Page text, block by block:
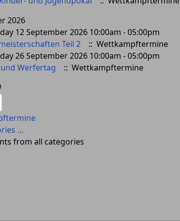
2026
12 September 2026 10:00am - 05:00pm
Teil 2
:: Wettkampftermine
26 September 2026 10:00am - 05:00pm
Werfertag
:: Wettkampftermine
...
from all categories